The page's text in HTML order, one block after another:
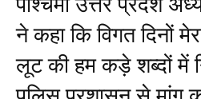
ने कहा कि विगत दिनों
लूट की हम कड़े शब्दों में